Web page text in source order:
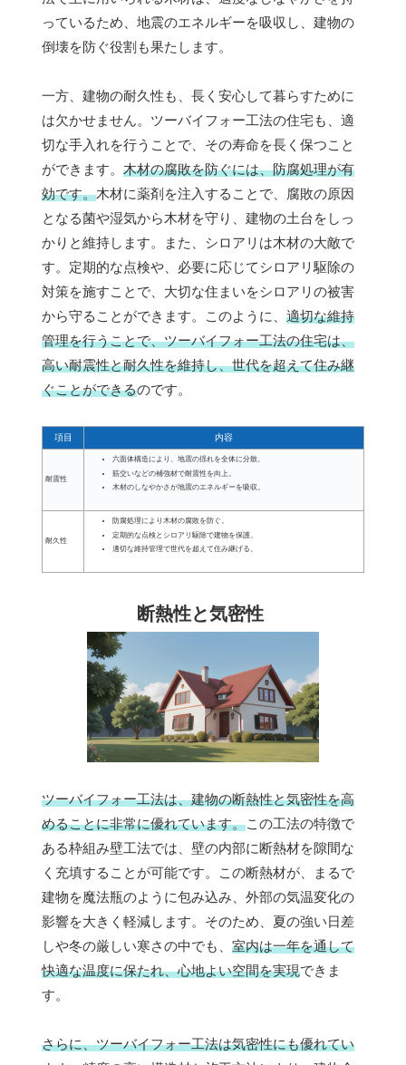
っているため、地震のエネルギーを吸収し、建物の
倒壊を防ぐ役割も果たします。
一方、建物の耐久性も、長く安心して暮らすために
は欠かせません。ツーバイフォー工法の住宅も、適
切な手入れを行うことで、その寿命を長く保つこと
ができます。 木材の腐敗を防ぐには、防腐処理が有
効です。木材に薬剤を注入することで、腐敗の原因
となる菌や湿気から木材を守り、建物の土台をしっ
かりと維持します。また、シロアリは木材の大敵で
す。定期的な点検や、必要に応じてシロアリ駆除の
対策を施すことで、大切な住まいをシロアリの被害
から守ることができます。このように、 適切な維持
管理を行うことで、ツーバイフォー工法の住宅は、
高い耐震性と耐久性を維持し、世代を超えて住み継
ぐことができるのです。
項目 内容
耐震性
六面体構造により、地震の揺れを全体に分散。
筋交いなどの補強材で耐震性を向上。
木材のしなやかさが地震のエネルギーを吸収。
耐久性
防腐処理により木材の腐敗を防ぐ。
定期的な点検とシロアリ駆除で建物を保護。
適切な維持管理で世代を超えて住み継げる。
断熱性と気密性
ツーバイフォー工法は、建物の断熱性と気密性を高
めることに非常に優れています。この工法の特徴で
ある枠組み壁工法では、壁の内部に断熱材を隙間な
く充填することが可能です。この断熱材が、まるで
建物を魔法瓶のように包み込み、外部の気温変化の
影響を大きく軽減します。そのため、夏の強い日差
しや冬の厳しい寒さの中でも、 室内は一年を通して
快適な温度に保たれ、心地よい空間を実現できま
す。
さらに、ツーバイフォー工法は気密性にも優れてい